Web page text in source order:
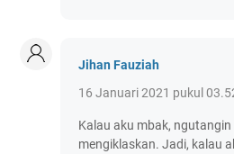
Jihan Fauziah
16 Januari 2021 pukul
Kalau aku mbak, ngutangin
mengiklaskan. Jadi, kalau